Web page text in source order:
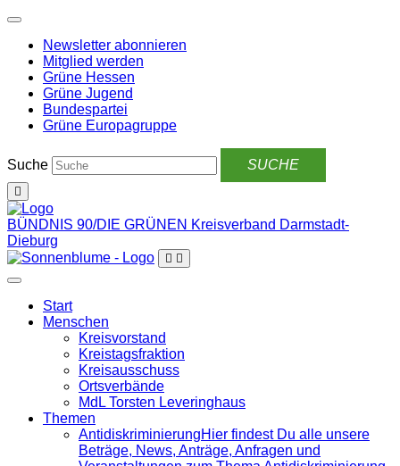
Weiter
Inhalt
Newsletter abonnieren
Mitglied werden
Grüne Hessen
Grüne Jugend
Bundespartei
Grüne Europagruppe
Suche
BÜNDNIS 90/DIE GRÜNEN Kreisverband Darmstadt-
Dieburg
Start
Menschen
Kreisvorstand
Kreistagsfraktion
Kreisausschuss
Ortsverbände
MdL Torsten Leveringhaus
Themen
Antidiskrimi­nierungHier findest Du alle unsere
Beträge, News, Anträge, Anfragen und